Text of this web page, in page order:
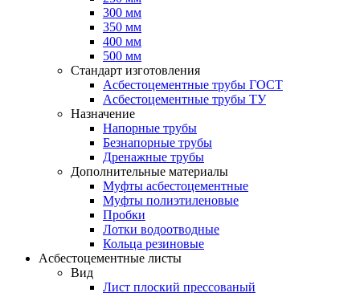
300 мм
350 мм
400 мм
500 мм
Стандарт изготовления
Асбестоцементные трубы ГОСТ
Асбестоцементные трубы ТУ
Назначение
Напорные трубы
Безнапорные трубы
Дренажные трубы
Дополнительные материалы
Муфты асбестоцементные
Муфты полиэтиленовые
Пробки
Лотки водоотводные
Кольца резиновые
Асбестоцементные листы
Вид
Лист плоский прессованый